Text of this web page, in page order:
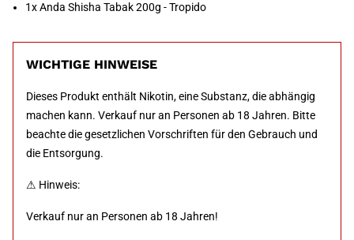
1x Anda Shisha Tabak 200g - Tropido
WICHTIGE HINWEISE
Dieses Produkt enthält Nikotin, eine Substanz, die abhängig
machen kann. Verkauf nur an Personen ab 18 Jahren. Bitte
beachte die gesetzlichen Vorschriften für den Gebrauch und
die Entsorgung.
⚠ Hinweis:
Verkauf nur an Personen ab 18 Jahren!